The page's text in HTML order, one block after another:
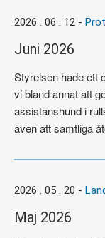
2026 . 06 . 12 -
Juni 2026
Styrelsen hade ett
vi bland annat att
assistanshund i
även att samtliga
2026 . 05 . 20 -
Maj 2026